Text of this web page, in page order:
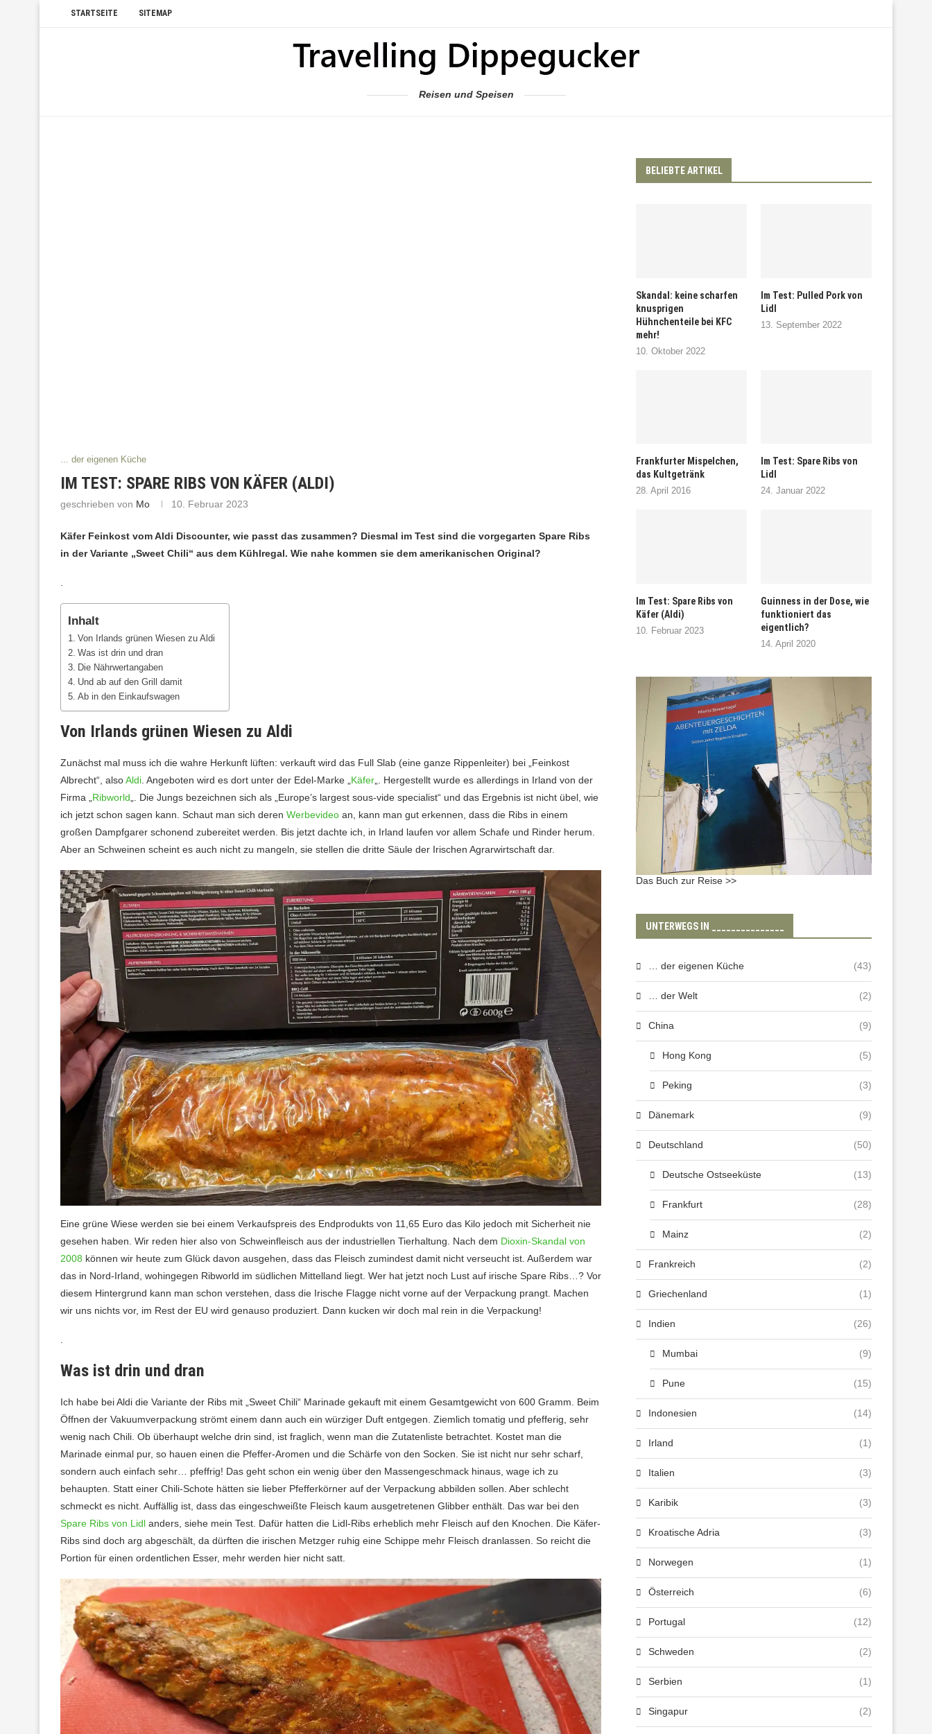
STARTSEITE SITEMAP
Reisen und Speisen
... der eigenen Küche
IM TEST: SPARE RIBS VON KÄFER (ALDI)
geschrieben von Mo 10. Februar 2023
Käfer Feinkost vom Aldi Discounter, wie passt das zusammen? Diesmal im Test sind die vorgegarten Spare Ribs
in der Variante „Sweet Chili“ aus dem Kühlregal. Wie nahe kommen sie dem amerikanischen Original?
Inhalt
Von Irlands grünen Wiesen zu Aldi
Was ist drin und dran
Die Nährwertangaben
Und ab auf den Grill damit
Ab in den Einkaufswagen
Von Irlands grünen Wiesen zu Aldi
Zunächst mal muss ich die wahre Herkunft lüften: verkauft wird das Full Slab (eine ganze Rippenleiter) bei „Feinkost
Albrecht“, alsoAldi . Angeboten wird es dort unter der Edel-Marke „ Käfer „. Hergestellt wurde es allerdings in Irland von der
Firma „ Ribworld „. Die Jungs bezeichnen sich als „Europe’s largest sous-vide specialist“ und das Ergebnis ist nicht übel, wie
ich jetzt schon sagen kann. Schaut man sich deren Werbevideo an, kann man gut erkennen, dass die Ribs in einem
großen Dampfgarer schonend zubereitet werden. Bis jetzt dachte ich, in Irland laufen vor allem Schafe und Rinder herum.
Aber an Schweinen scheint es auch nicht zu mangeln, sie stellen die dritte Säule der Irischen Agrarwirtschaft dar.
Eine grüne Wiese werden sie bei einem Verkaufspreis des Endprodukts von 11,65 Euro das Kilo jedoch mit Sicherheit nie
gesehen haben. Wir reden hier also von Schweinfleisch aus der industriellen Tierhaltung. Nach dem Dioxin-Skandal von
2008 können wir heute zum Glück davon ausgehen, dass das Fleisch zumindest damit nicht verseucht ist. Außerdem war
das in Nord-Irland, wohingegen Ribworld im südlichen Mittelland liegt. Wer hat jetzt noch Lust auf irische Spare Ribs…? Vor
diesem Hintergrund kann man schon verstehen, dass die Irische Flagge nicht vorne auf der Verpackung prangt. Machen
wir uns nichts vor, im Rest der EU wird genauso produziert. Dann kucken wir doch mal rein in die Verpackung!
Was ist drin und dran
Ich habe bei Aldi die Variante der Ribs mit „Sweet Chili“ Marinade gekauft mit einem Gesamtgewicht von 600 Gramm. Beim
Öffnen der Vakuumverpackung strömt einem dann auch ein würziger Duft entgegen. Ziemlich tomatig und pfefferig, sehr
wenig nach Chili. Ob überhaupt welche drin sind, ist fraglich, wenn man die Zutatenliste betrachtet. Kostet man die
Marinade einmal pur, so hauen einen die Pfeffer-Aromen und die Schärfe von den Socken. Sie ist nicht nur sehr scharf,
sondern auch einfach sehr… pfeffrig! Das geht schon ein wenig über den Massengeschmack hinaus, wage ich zu
behaupten. Statt einer Chili-Schote hätten sie lieber Pfefferkörner auf der Verpackung abbilden sollen. Aber schlecht
schmeckt es nicht. Auffällig ist, dass das eingeschweißte Fleisch kaum ausgetretenen Glibber enthält. Das war bei den
Spare Ribs von Lidl anders, siehe mein Test. Dafür hatten die Lidl-Ribs erheblich mehr Fleisch auf den Knochen. Die Käfer-
Ribs sind doch arg abgeschält, da dürften die irischen Metzger ruhig eine Schippe mehr Fleisch dranlassen. So reicht die
Portion für einen ordentlichen Esser, mehr werden hier nicht satt.
BELIEBTE ARTIKEL
Skandal: keine scharfen
knusprigen
Hühnchenteile bei KFC
mehr!
10. Oktober 2022
Im Test: Pulled Pork von
Lidl
13. September 2022
Frankfurter Mispelchen,
das Kultgetränk
28. April 2016
Im Test: Spare Ribs von
Lidl
24. Januar 2022
Im Test: Spare Ribs von
Käfer (Aldi)
10. Februar 2023
Guinness in der Dose, wie
funktioniert das
eigentlich?
14. April 2020
Das Buch zur Reise >>
UNTERWEGS IN _______________
… der eigenen Küche (43)
… der Welt (2)
China (9)
Hong Kong (5)
Peking (3)
Dänemark (9)
Deutschland (50)
Deutsche Ostseeküste (13)
Frankfurt (28)
Mainz (2)
Frankreich (2)
Griechenland (1)
Indien (26)
Mumbai (9)
Pune (15)
Indonesien (14)
Irland (1)
Italien (3)
Karibik (3)
Kroatische Adria (3)
Norwegen (1)
Österreich (6)
Portugal (12)
Schweden (2)
Serbien (1)
Singapur (2)